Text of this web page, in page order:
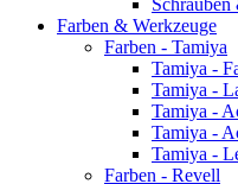
Farben & Werkzeuge
Farben - Tamiya
Tamiya -
Tamiya -
Tamiya -
Tamiya -
Tamiya -
Farben - Revell